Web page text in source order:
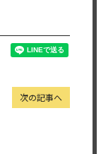
次の記事へ